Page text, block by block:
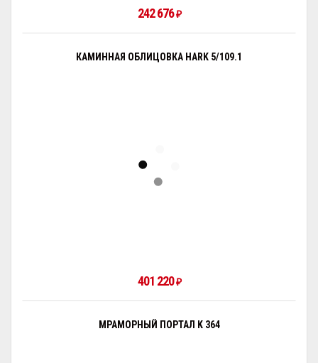
242 676₽
КАМИННАЯ ОБЛИЦОВКА HARK 5/109.1
401 220₽
МРАМОРНЫЙ ПОРТАЛ K 364